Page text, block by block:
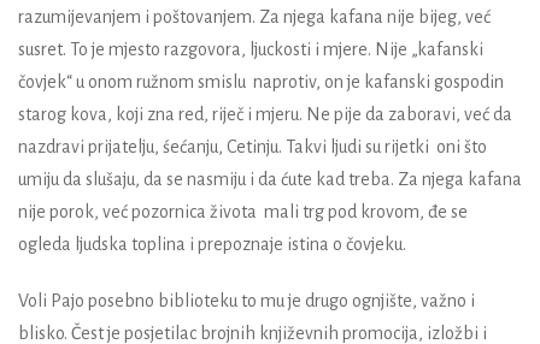
razumijevanjem i poštovanjem. Za njega kafana nije bijeg, već
susret. To je mjesto razgovora, ljuckosti i mjere. Nije „kafanski
čovjek“ u onom ružnom smislu naprotiv, on je kafanski gospodin
starog kova, koji zna red, riječ i mjeru. Ne pije da zaboravi, već da
nazdravi prijatelju, śećanju, Cetinju. Takvi ljudi su rijetki oni što
umiju da slušaju, da se nasmiju i da ćute kad treba. Za njega kafana
nije porok, već pozornica života mali trg pod krovom, đe se
ogleda ljudska toplina i prepoznaje istina o čovjeku.
Voli Pajo posebno biblioteku to mu je drugo ognjište, važno i
blisko. Čest je posjetilac brojnih književnih promocija, izložbi i